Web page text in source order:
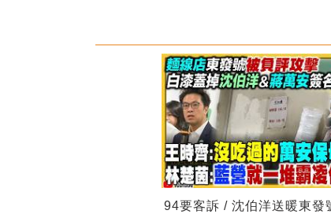
94要客訴 / 沈伯洋送暖東發